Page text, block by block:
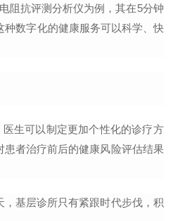
阻抗评测分析仪为例，其在5分钟
数字化的健康服务可以科学、快
生可以制定更加个性化的诊疗方
者治疗前后的健康风险评估结果
基层诊所只有紧跟时代步伐，积